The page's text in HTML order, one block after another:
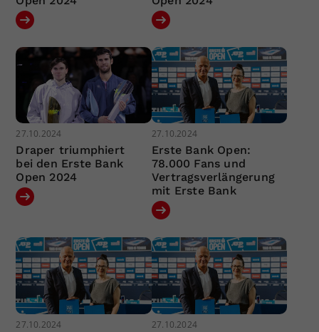
27.10.2024
Draper triumphiert
bei den Erste Bank
Open 2024
27.10.2024
Erste Bank Open:
78.000 Fans und
Vertragsverlängerung
mit Erste Bank
27.10.2024 27.10.2024